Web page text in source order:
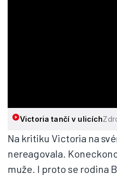
Victoria tančí v ulicích
Na kritiku Victoria na
nereagovala.
muže. I proto se rodina